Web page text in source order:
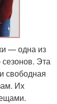
— одна из
Эта
свободная
Их